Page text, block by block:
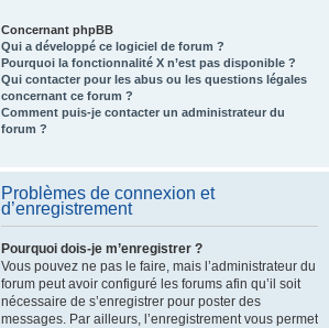
Concernant phpBB
Qui a développé ce logiciel de forum ?
Pourquoi la fonctionnalité X n’est pas disponible ?
Qui contacter pour les abus ou les questions légales
concernant ce forum ?
Comment puis-je contacter un administrateur du
forum ?
Problèmes de connexion et
d’enregistrement
Pourquoi dois-je m’enregistrer ?
Vous pouvez ne pas le faire, mais l’administrateur du
forum peut avoir configuré les forums afin qu’il soit
nécessaire de s’enregistrer pour poster des
messages. Par ailleurs, l’enregistrement vous permet